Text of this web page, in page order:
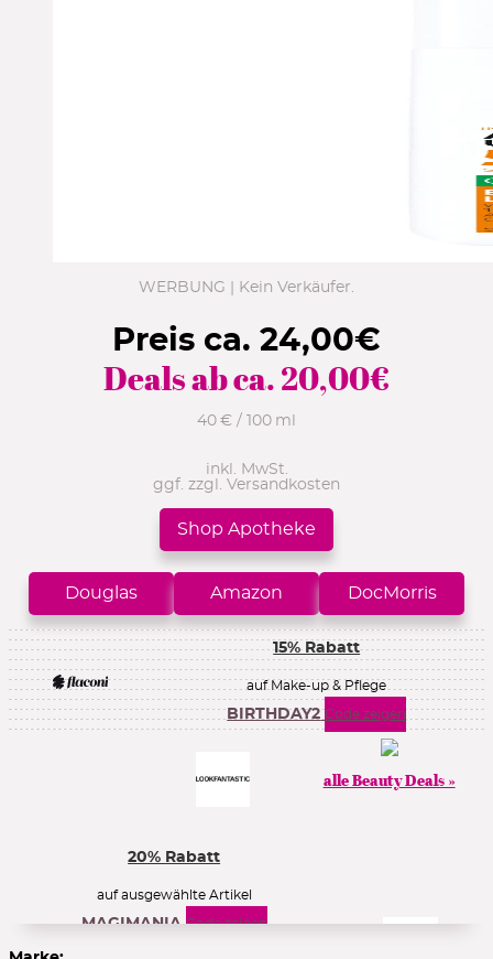
WERBUNG | Kein Verkäufer.
Preis ca. 24,00€
Deals ab ca.20,00€
40 € / 100 ml
inkl. MwSt.
ggf. zzgl. Versandkosten
Shop Apotheke
Douglas Amazon DocMorris
15% Rabatt
auf Make-up & Pflege
BIRTHDAY2 Code zeigen
20% Rabatt
auf ausgewählte Artikel
MAGIMANIA Code zeigen
alle Beauty Deals »